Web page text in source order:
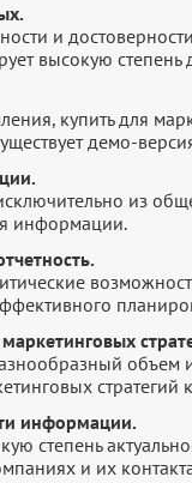
и
высокую
купить для
демо-
из
информации.
стратегий
информации.
степень
и их